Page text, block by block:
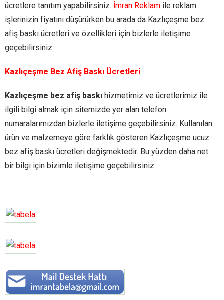
ücretlere tanıtım yapabilirsiniz. İmran Reklam ile reklam
işlerinizin fiyatını düşürürken bu arada da Kazlıçeşme bez
afiş baskı ücretleri ve özellikleri için bizlerle iletişime
geçebilirsiniz.
Kazlıçeşme Bez Afiş Baskı Ücretleri
Kazlıçeşme bez afiş baskı hizmetimiz ve ücretlerimiz ile
ilgili bilgi almak için sitemizde yer alan telefon
numaralarımızdan bizlerle iletişime geçebilirsiniz. Kullanılan
ürün ve malzemeye göre farklık gösteren Kazlıçeşme ucuz
bez afiş baskı ücretleri değişmektedir. Bu yüzden daha net
bir bilgi için bizimle iletişime geçebilirsiniz.